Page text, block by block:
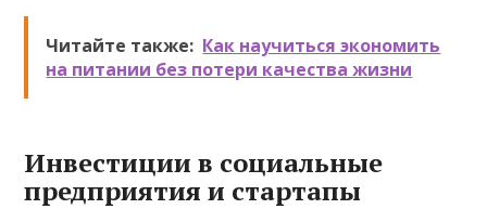
Читайте также: Как научиться экономить
на питании без потери качества жизни
Инвестиции в социальные
предприятия и стартапы